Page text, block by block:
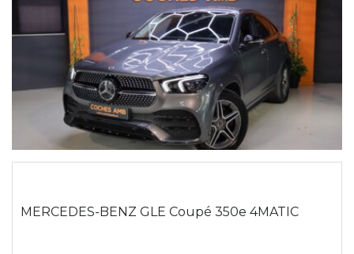
MERCEDES-BENZ GLE Coupé 350e 4MATIC